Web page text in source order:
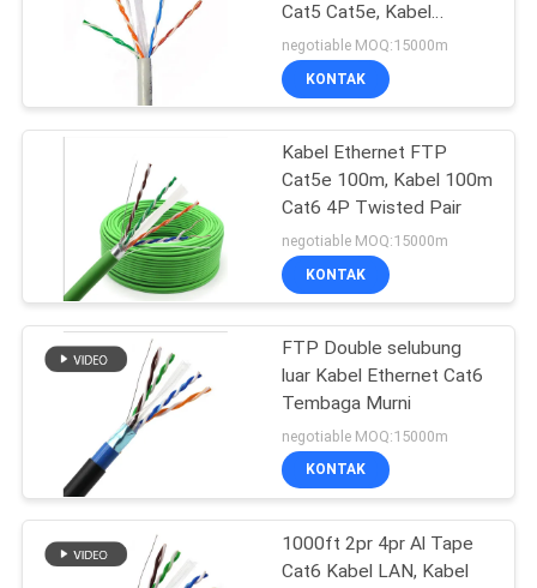
Cat5 Cat5e, Kabel
Ethernet Cat6 Putih
negotiable MOQ:15000m
KONTAK
Kabel Ethernet FTP
Cat5e 100m, Kabel 100m
Cat6 4P Twisted Pair
negotiable MOQ:15000m
KONTAK
FTP Double selubung
luar Kabel Ethernet Cat6
Tembaga Murni
negotiable MOQ:15000m
KONTAK
1000ft 2pr 4pr Al Tape
Cat6 Kabel LAN, Kabel